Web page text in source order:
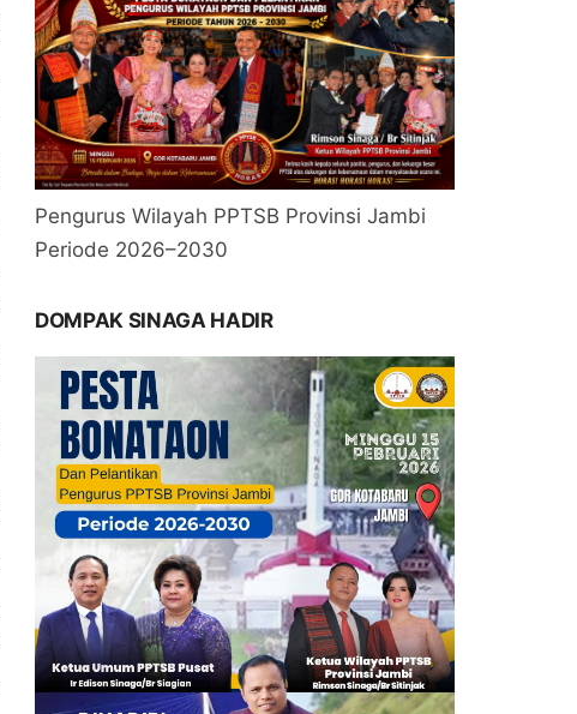
Pengurus Wilayah PPTSB Provinsi Jambi
Periode 2026–2030
DOMPAK SINAGA HADIR